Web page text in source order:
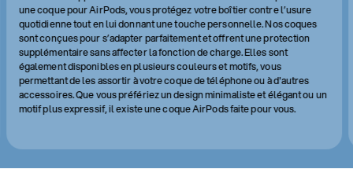
une coque pour AirPods, vous protégez votre boîtier contre l’usure
quotidienne tout en lui donnant une touche personnelle. Nos coques
sont conçues pour s’adapter parfaitement et offrent une protection
supplémentaire sans affecter la fonction de charge. Elles sont
également disponibles en plusieurs couleurs et motifs, vous
permettant de les assortir à votre coque de téléphone ou à d'autres
accessoires. Que vous préfériez un design minimaliste et élégant ou un
motif plus expressif, il existe une coque AirPods faite pour vous.